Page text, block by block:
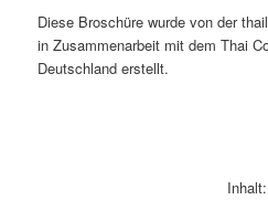
Diese Broschüre wurde von der
in Zusammenarbeit mit dem Thai
Deutschland erstellt.
Inhalt: